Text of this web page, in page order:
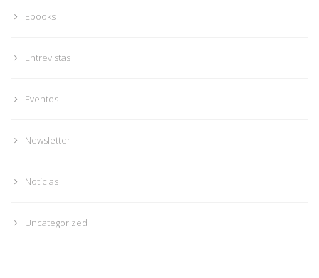
Ebooks
Entrevistas
Eventos
Newsletter
Notícias
Uncategorized